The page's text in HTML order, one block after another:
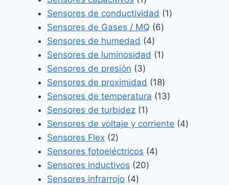
producto
Sensores de conductividad 11
Sensores de Gases / MQ 66
Sensores de humedad 44
productos
Sensores de luminosidad 11
Sensores de presión 33
productos
Sensores de proximidad 1818
productos
Sensores de temperatura 1313
Sensores de turbidez 11
producto
Sensores de voltaje y corriente 44
Sensores Flex 22
productos
Sensores fotoeléctricos 44
Sensores inductivos 2020
Sensores infrarrojo 44